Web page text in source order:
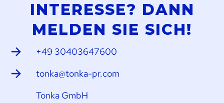
INTERESSE? DANN
MELDEN SIE SICH!
+49 30403647600
tonka@tonka-pr.com
Tonka GmbH